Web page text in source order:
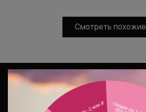
Смотреть похожие
Консультация
Ваш персональный менеджер